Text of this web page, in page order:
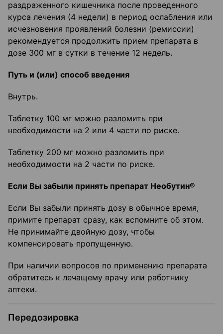
раздраженного кишечника после проведенного
курса лечения (4 недели) в период ослабления или
исчезновения проявлений болезни (ремиссии)
рекомендуется продолжить прием препарата в
дозе 300 мг в сутки в течение 12 недель.
Путь и (или) способ введения
Внутрь.
Таблетку 100 мг можно разломить при
необходимости на 2 или 4 части по риске.
Таблетку 200 мг можно разломить при
необходимости на 2 части по риске.
Если Вы забыли принять препарат Необутин®
Если Вы забыли принять дозу в обычное время,
примите препарат сразу, как вспомните об этом.
Не принимайте двойную дозу, чтобы
компенсировать пропущенную.
При наличии вопросов по применению препарата
обратитесь к лечащему врачу или работнику
аптеки.
Передозировка